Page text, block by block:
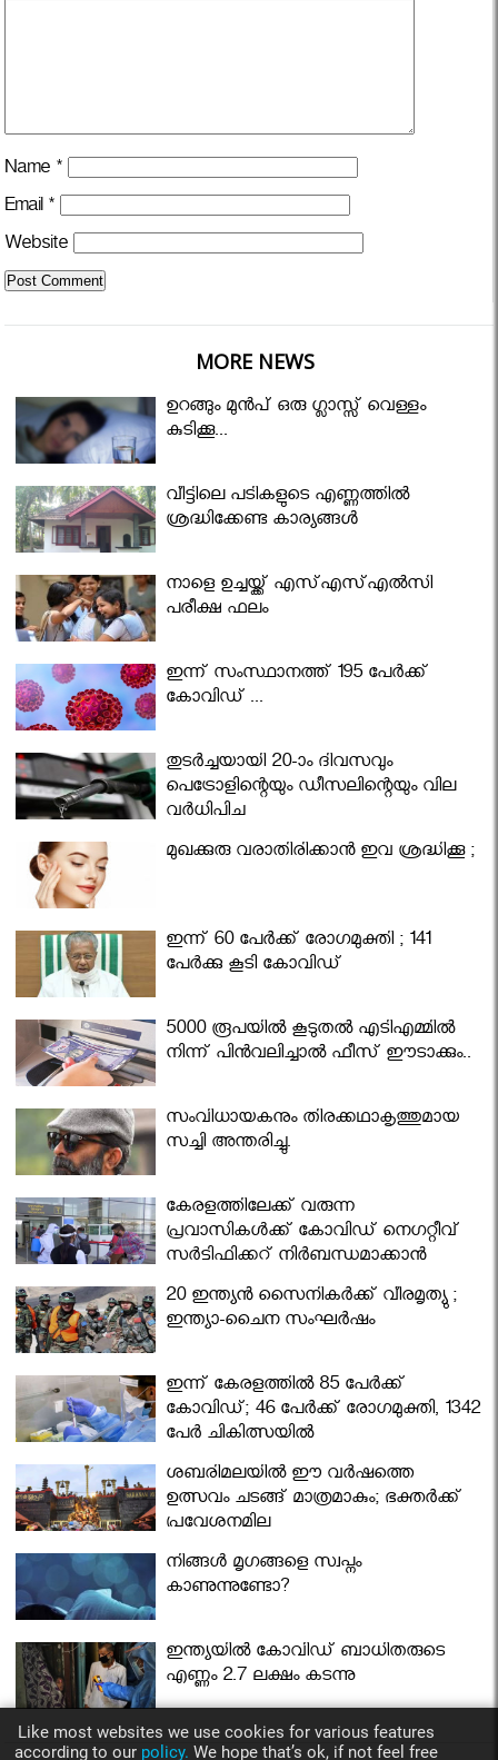
Name *
Email *
Website
MORE NEWS
ഉറങ്ങും മുന്‍പ് ഒരു ഗ്ലാസ്സ് വെള്ളം
കുടിക്കൂ...
വീട്ടിലെ പടികളുടെ എണ്ണത്തിൽ
ശ്രദ്ധിക്കേണ്ട കാര്യങ്ങൾ
നാളെ ഉച്ചയ്ക്ക് എസ്എസ്എല്‍സി
പരീക്ഷ ഫലം
ഇന്ന് സംസ്ഥാനത്ത് 195 പേര്‍ക്ക്
കോവിഡ് ...
തുടർച്ചയായി 20-ാം ദിവസവും
പെട്രോളിന്റെയും ഡീസലിന്റെയും വില
വര്‍ധിപ്പിച്ചു
മുഖക്കുരു വരാതിരിക്കാന്‍ ഇവ ശ്രദ്ധിക്കൂ ;
ഇന്ന് 60 പേർക്ക് രോഗമുക്തി ; 141
പേര്‍ക്കു കൂടി കോവിഡ്
5000 രൂപയിൽ കൂടുതൽ എടിഎമ്മിൽ
നിന്ന് പിൻവലിച്ചാൽ ഫീസ് ഈടാക്കും..
സംവിധായകനും തിരക്കഥാകൃത്തുമായ
സച്ചി അന്തരിച്ചു.
കേരളത്തിലേക്ക് വരുന്ന
പ്രവാസികള്‍ക്ക് കോവിഡ് നെഗറ്റീവ്
സര്‍ട്ടിഫിക്കറ്റ് നിർബന്ധമാക്കാൻ
മന്ത്രിസഭ
20 ഇന്ത്യൻ സൈനികർക്ക് വീരമൃത്യു ;
ഇന്ത്യാ-ചൈന സംഘർഷം
ഇന്ന് കേരളത്തിൽ 85 പേർക്ക്
കോവിഡ്; 46 പേർക്ക് രോഗമുക്തി, 1342
പേർ ചികിത്സയിൽ
ശബരിമലയില്‍ ഈ വർഷത്തെ
ഉത്സവം ചടങ്ങ് മാത്രമാകും; ഭക്തർക്ക്
പ്രവേശനമില്ല
നിങ്ങള്‍ മൃഗങ്ങളെ സ്വപ്നം
കാണുന്നുണ്ടോ?
ഇന്ത്യയിൽ കോവിഡ് ബാധിതരുടെ
എണ്ണം 2.7 ലക്ഷം കടന്നു
Like most websites we use cookies for various features
according to our policy. We hope that’s ok, if not feel free